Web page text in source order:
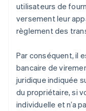
utilisateurs de
versement leur
règlement des
Par conséquent, il
bancaire de
juridique indiquée
du propriétaire, si
individuelle et n’a